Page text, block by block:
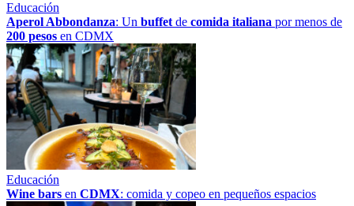
Educación
Aperol Abbondanza: Un buffet de comida italiana por menos de
200 pesos en CDMX
Educación
Wine bars en CDMX: comida y copeo en pequeños espacios